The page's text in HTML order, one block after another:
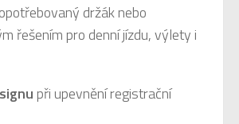
držák nebo
řešením pro denní jízdu, výlety i
při upevnění registrační